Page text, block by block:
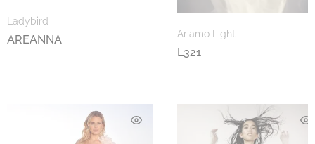
Ladybird
AREANNA Ariamo Light
L321